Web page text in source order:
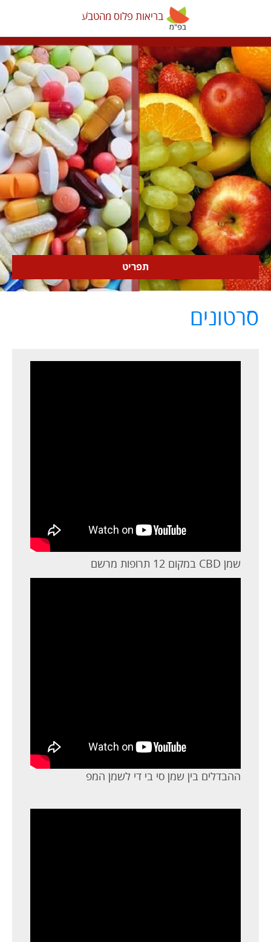
בריאות פלוס מהטבע
בריאות פלוס מהטבע
תפריט
סרטונים
שמן CBD במקום 12 תרופות מרשם
ההבדלים בין שמן סי בי די לשמן המפ